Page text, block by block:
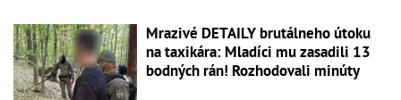
Mrazivé DETAILY brutálneho útoku
na taxikára: Mladíci mu zasadili 13
bodných rán! Rozhodovali minúty